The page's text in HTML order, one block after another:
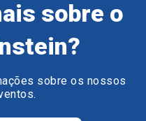
sobre o
sobre os nossos